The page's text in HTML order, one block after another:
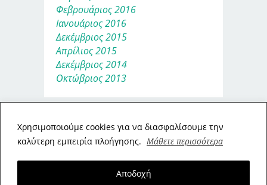
Xρησιμοποιούμε cookies για να διασφαλίσουμε την
καλύτερη εμπειρία πλοήγησης. Μάθετε περισσότερα
Αποδοχή
Φεβρουάριος 2016
Ιανουάριος 2016
Δεκέμβριος 2015
Απρίλιος 2015
Δεκέμβριος 2014
Οκτώβριος 2013